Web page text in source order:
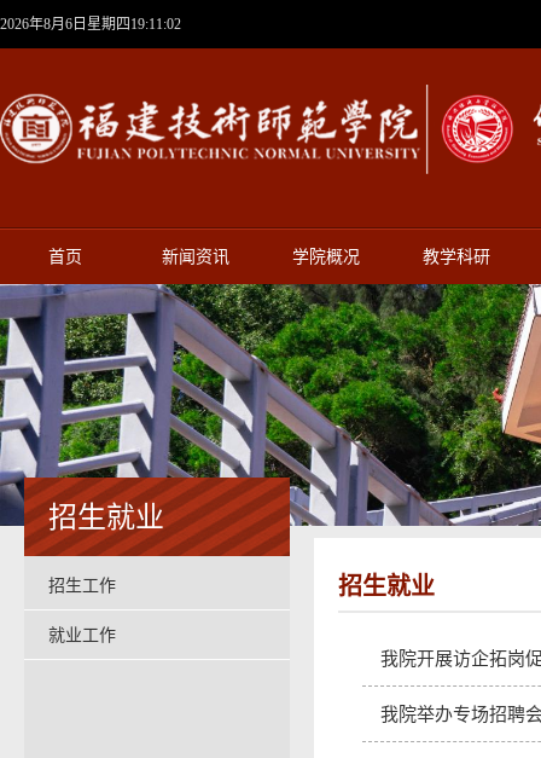
2026年8月6日星期四19:11:03
首页 新闻资讯 学院概况 教学科研
招生就业
招生工作
就业工作
招生就业
我院开展访企拓岗
我院举办专场招聘